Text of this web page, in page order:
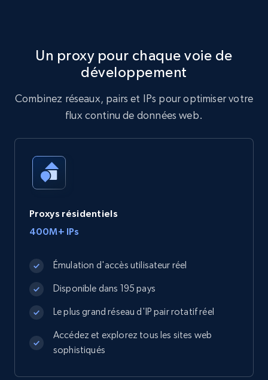
Un proxy pour chaque voie de
développement
Combinez réseaux, pairs et IPs pour optimiser votre
flux continu de données web.
Proxys résidentiels
400M+ IPs
Émulation d'accès utilisateur réel
Disponible dans 195 pays
Le plus grand réseau d'IP pair rotatif réel
Accédez et explorez tous les sites web
sophistiqués